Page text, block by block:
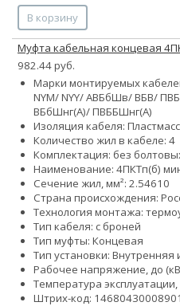
В корзину
Муфта кабельная концевая
982.44 руб.
Марки монтируемых
NYM/ NYY/ АВБбШв/ ВБВ/
ВБбШнг(А)/ ПВББШнг(А)
Изоляция кабеля:
Количество жил в кабеле: 4
Комплектация: без
Наименование: 4ПКТп(б)
Сечение жил, мм²: 2.54610
Страна происхождения:
Технология монтажа:
Тип кабеля: с броней
Тип муфты: Концевая
Тип установки: Внутренняя
Рабочее напряжение, до
Температура эксплуатации,
Штрих-код: 14680430008901